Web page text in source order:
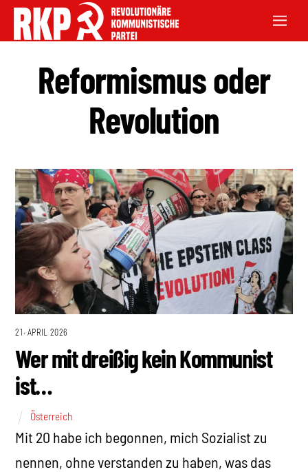
Reformismus oder
Revolution
21. APRIL 2026
Wer mit dreißig kein Kommunist
ist…
Österreich
Mit 20 habe ich begonnen, mich Sozialist zu
nennen, ohne verstanden zu haben, was das